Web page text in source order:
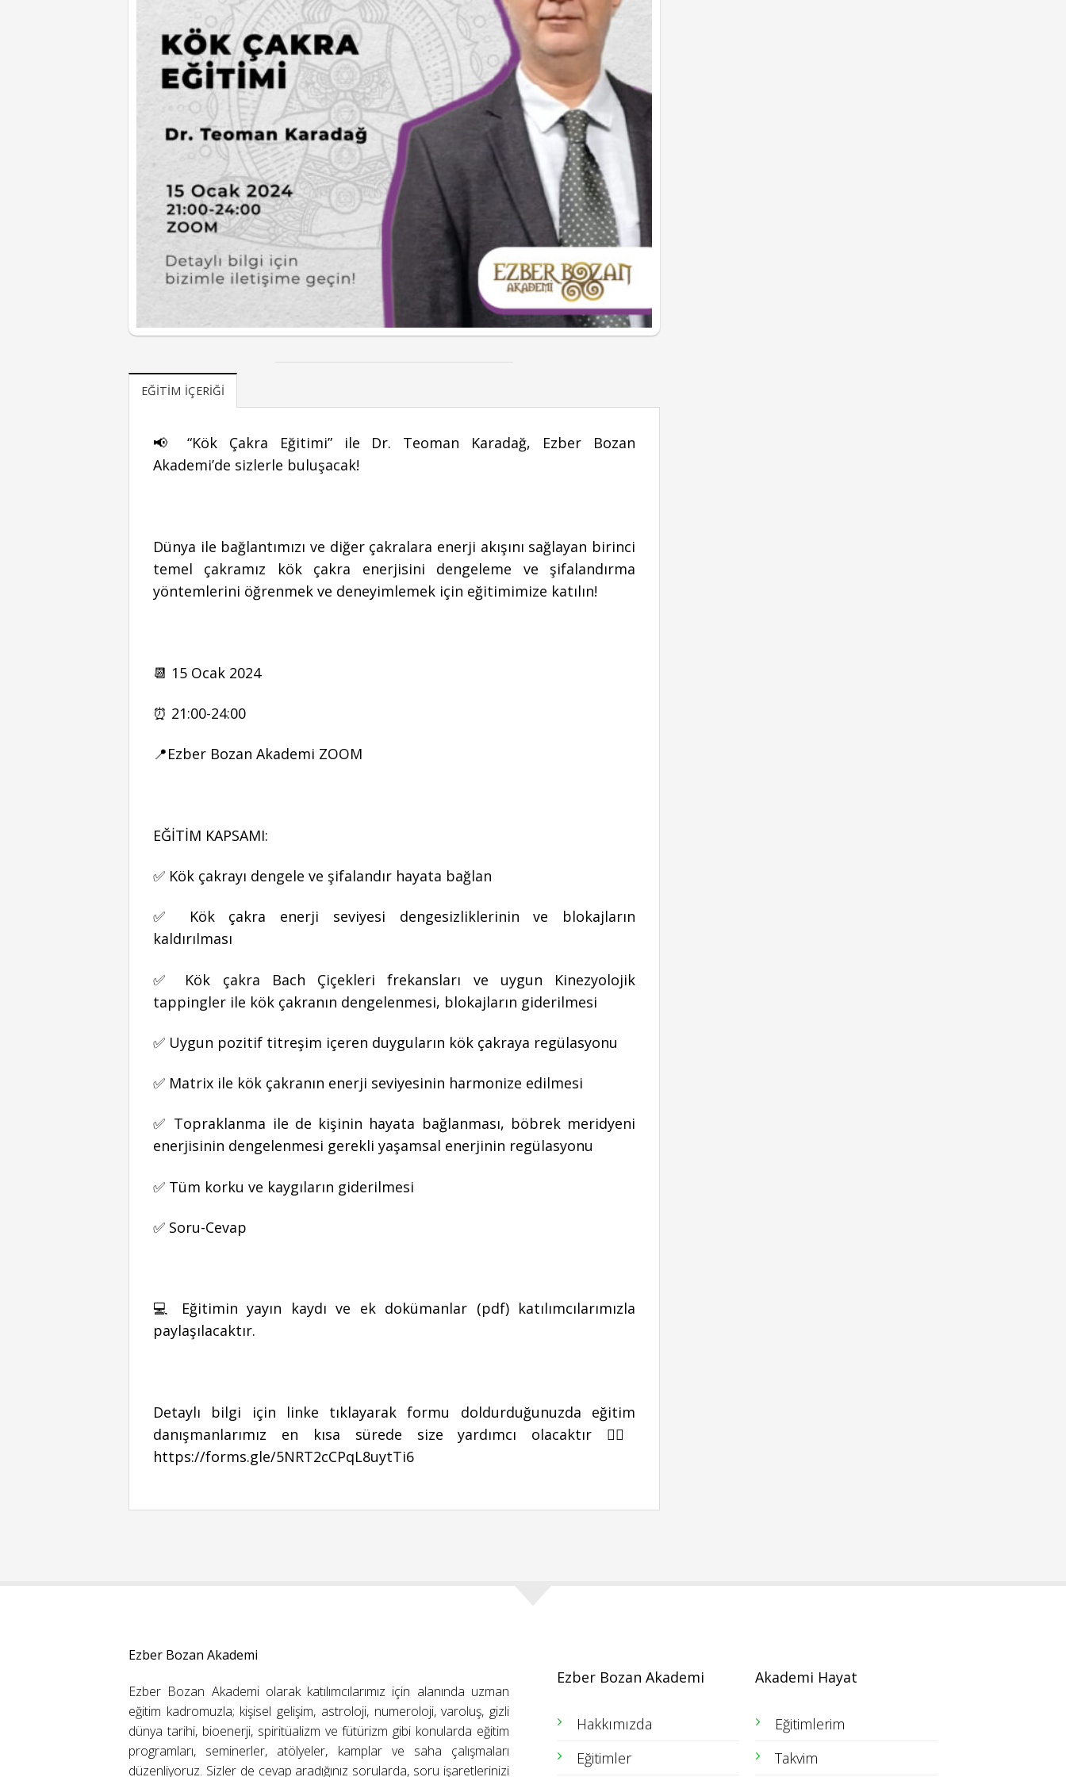
EĞITIM İÇERIĞI
📢 “Kök Çakra Eğitimi” ile Dr. Teoman Karadağ, Ezber Bozan
Akademi’de sizlerle buluşacak!
Dünya ile bağlantımızı ve diğer çakralara enerji akışını sağlayan birinci
temel çakramız kök çakra enerjisini dengeleme ve şifalandırma
yöntemlerini öğrenmek ve deneyimlemek için eğitimimize katılın!
📆 15 Ocak 2024
⏰ 21:00-24:00
📍Ezber Bozan Akademi ZOOM
EĞİTİM KAPSAMI:
✅ Kök çakrayı dengele ve şifalandır hayata bağlan
✅ Kök çakra enerji seviyesi dengesizliklerinin ve blokajların
kaldırılması
✅ Kök çakra Bach Çiçekleri frekansları ve uygun Kinezyolojik
tappingler ile kök çakranın dengelenmesi, blokajların giderilmesi
✅ Uygun pozitif titreşim içeren duyguların kök çakraya regülasyonu
✅ Matrix ile kök çakranın enerji seviyesinin harmonize edilmesi
✅ Topraklanma ile de kişinin hayata bağlanması, böbrek meridyeni
enerjisinin dengelenmesi gerekli yaşamsal enerjinin regülasyonu
✅ Tüm korku ve kaygıların giderilmesi
✅ Soru-Cevap
💻 Eğitimin yayın kaydı ve ek dokümanlar (pdf) katılımcılarımızla
paylaşılacaktır.
Detaylı bilgi için linke tıklayarak formu doldurduğunuzda eğitim
danışmanlarımız en kısa sürede size yardımcı olacaktır 👉🏻
https://forms.gle/5NRT2cCPqL8uytTi6
Ezber Bozan Akademi
Ezber Bozan Akademi olarak katılımcılarımız için alanında uzman
eğitim kadromuzla; kişisel gelişim, astroloji, numeroloji, varoluş, gizli
dünya tarihi, bioenerji, spiritüalizm ve fütürizm gibi konularda eğitim
programları, seminerler, atölyeler, kamplar ve saha çalışmaları
düzenliyoruz. Sizler de cevap aradığınız sorularda, soru işaretlerinizi
Ezber Bozan Akademi
Hakkımızda
Eğitimler
Akademi Hayat
Eğitimlerim
Takvim